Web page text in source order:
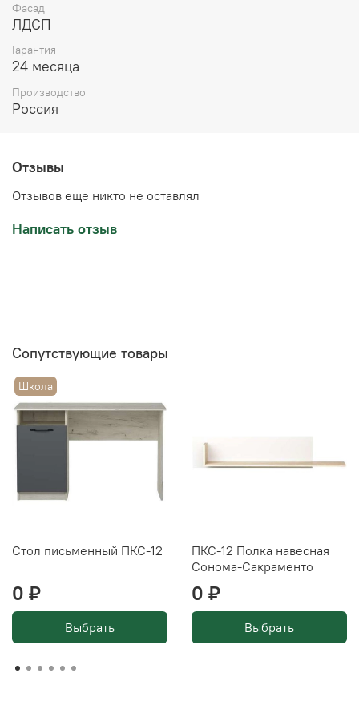
Фасад
ЛДСП
Гарантия
24 месяца
Производство
Россия
Отзывы
Отзывов еще никто не оставлял
Написать отзыв
Сопутствующие товары
Школа
Стол письменный ПКС-12
0 ₽
Выбрать
ПКС-12 Полка навесная
Сонома-Сакраменто
0 ₽
Выбрать